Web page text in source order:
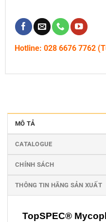
Hotline: 028 6676 7762
MÔ TẢ
CATALOGUE
CHÍNH SÁCH
THÔNG TIN HÃNG SẢN XUẤT
TopSPEC®